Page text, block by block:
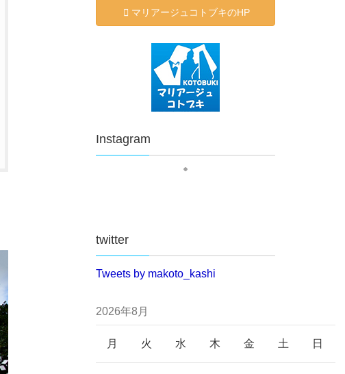
マリアージュコトブキのHP
Instagram
twitter
Tweets by makoto_kashi
2026年8月
月 火 水 木 金 土 日